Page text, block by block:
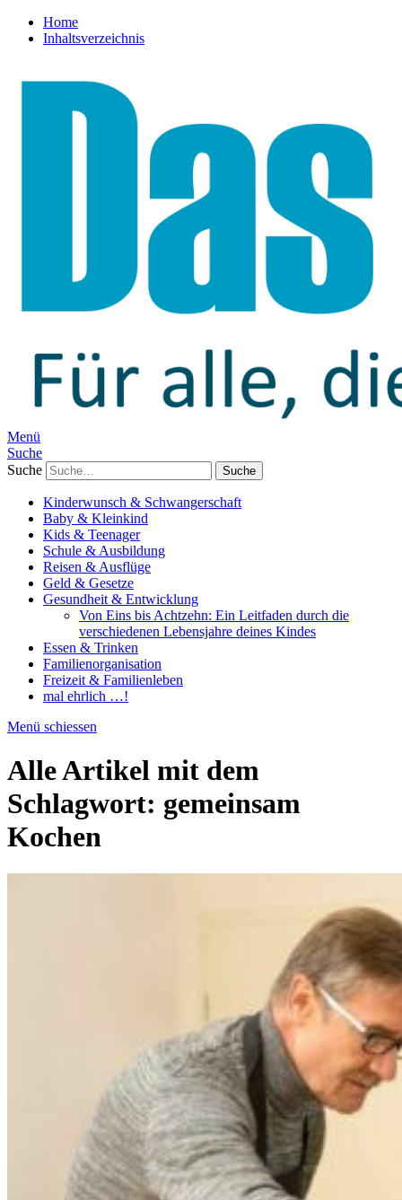
Home
Inhaltsverzeichnis
Menü
Suche
Suche
Kinderwunsch & Schwangerschaft
Baby & Kleinkind
Kids & Teenager
Schule & Ausbildung
Reisen & Ausflüge
Geld & Gesetze
Gesundheit & Entwicklung
Von Eins bis Achtzehn: Ein Leitfaden durch die
verschiedenen Lebensjahre deines Kindes
Essen & Trinken
Familienorganisation
Freizeit & Familienleben
mal ehrlich …!
Menü schiessen
Alle Artikel mit dem
Schlagwort: gemeinsam
Kochen